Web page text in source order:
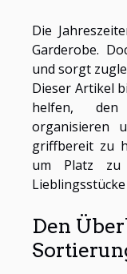
Die
Garderobe.
und sorgt
Dieser Artikel
helfen, den
organisieren
griffbereit zu
um Platz zu
Den